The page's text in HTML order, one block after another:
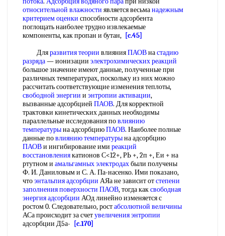
относительной влажности является весьманадежным
критерием оценки способности адсорбента
поглощать наиболее трудно извлекаемые
компоненты, как пропан и бутан, [c.45]
Дляразвития теории влиянияПАОВнастадию
разряда— ионизации электрохимических реакций
большое значение имеют данные, полученные при
различных температурах, поскольку из них можно
рассчитать соответствующие изменения теплоты,
свободной энергии и энтропии активации,
вызванные адсорбцией ПАОВ. Для корректной
трактовки кинетических данных необходимы
параллельные исследования повлиянию
температурына адсорбциюПАОВ. Наиболее полные
данные повлиянию температурына адсорбцию
ПАОВи ингибирование ими реакций
восстановлениякатионов С<12+, РЬ +, 2п +, Еи + на
ртутном и амальгамных электродахбыли получены
Ф. И. Даниловым и С. А. Па-насенко. Ими показано,
чтоэнтальпия адсорбции АЯа не зависит отстепени
заполнения поверхности ПАОВ, тогда каксвободная
энергия адсорбции АОд линейно изменяется с
ростом 0. Следовательно, ростабсолютной величины
АСа происходит за счетувеличения энтропии
адсорбции Д5а-
[c.170]